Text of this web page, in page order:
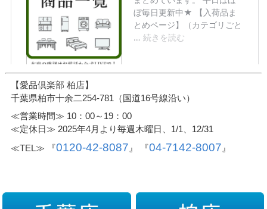
【愛品倶楽部 柏店】
千葉県柏市十余二254-781（国道16号線沿い）
≪営業時間≫ 10：00～19：00
≪定休日≫ 2025年4月より毎週木曜日、1/1、12/31
≪TEL≫ 『0120-42-8087 』 『04-7142-8007 』